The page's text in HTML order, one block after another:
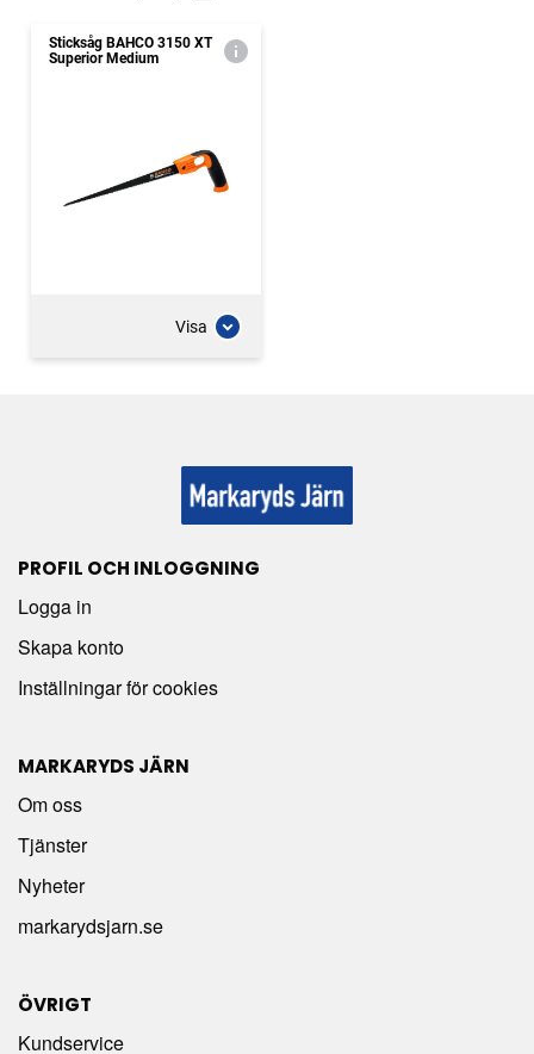
Sticksåg BAHCO 3150 XT
Superior Medium
Visa
PROFIL OCH INLOGGNING
Logga in
Skapa konto
Inställningar för cookies
MARKARYDS JÄRN
Om oss
Tjänster
Nyheter
markarydsjarn.se
ÖVRIGT
Kundservice